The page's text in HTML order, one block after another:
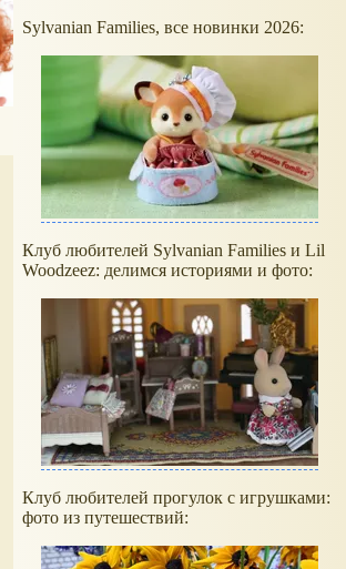
Sylvanian Families, все новинки 2026:
Клуб любителей Sylvanian Families и Lil
Woodzeez: делимся историями и фото:
Клуб любителей прогулок с игрушками:
фото из путешествий: